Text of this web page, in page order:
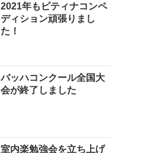
2021年もピティナコンペ
ディション頑張りまし
た！
バッハコンクール全国大
会が終了しました
室内楽勉強会を立ち上げ